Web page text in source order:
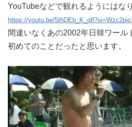
YouTubeなどで観れるようにはな
https://youtu.be/
間違いなくあの2002年日韓ワール
初めてのことだったと思います。